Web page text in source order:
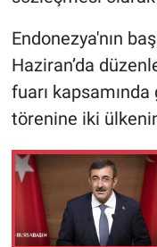
Endonezya'nın
Haziran’da
fuarı
törenine iki